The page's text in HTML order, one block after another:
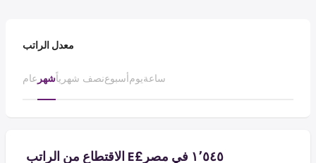
معدل الراتب
عام شهرنصف شهرياًأسبوعيومساعة